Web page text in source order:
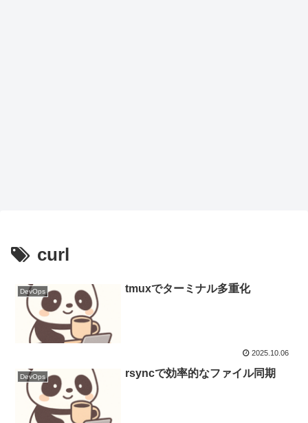
curl
DevOps tmuxでターミナル多重化
2025.10.06
DevOps rsyncで効率的なファイル同期